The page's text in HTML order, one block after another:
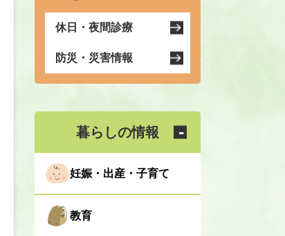
休日・夜間診療
防災・災害情報
暮らしの情報
妊娠・出産・子育て
教育